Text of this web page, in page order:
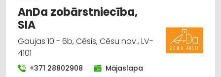
AnDa zobārstniecība,
SIA
Gaujas 10 - 6b, Cēsis, Cēsu nov., LV-
4101
+371 28802908 Mājaslapa